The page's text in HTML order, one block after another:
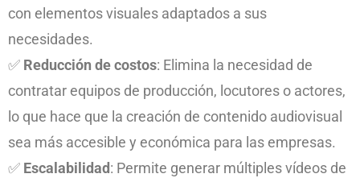
con elementos visuales adaptados a sus
necesidades.
✅ Reducción de costos: Elimina la necesidad de
contratar equipos de producción, locutores o actores,
lo que hace que la creación de contenido audiovisual
sea más accesible y económica para las empresas.
✅ Escalabilidad: Permite generar múltiples vídeos de